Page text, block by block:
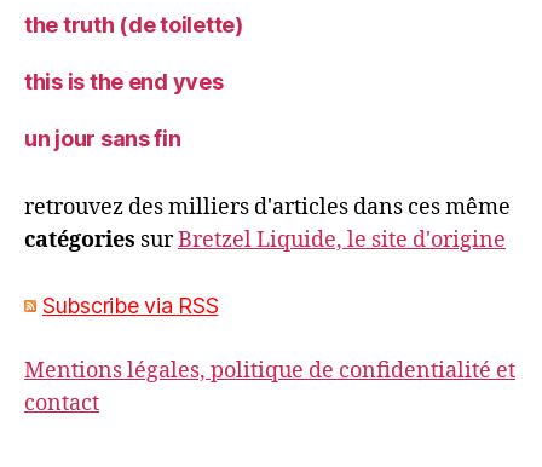
the truth (de toilette)
this is the end yves
un jour sans fin
retrouvez des milliers d'articles dans ces même
catégories surBretzel Liquide, le site d'origine
Subscribe via RSS
Mentions légales, politique de confidentialité et
contact